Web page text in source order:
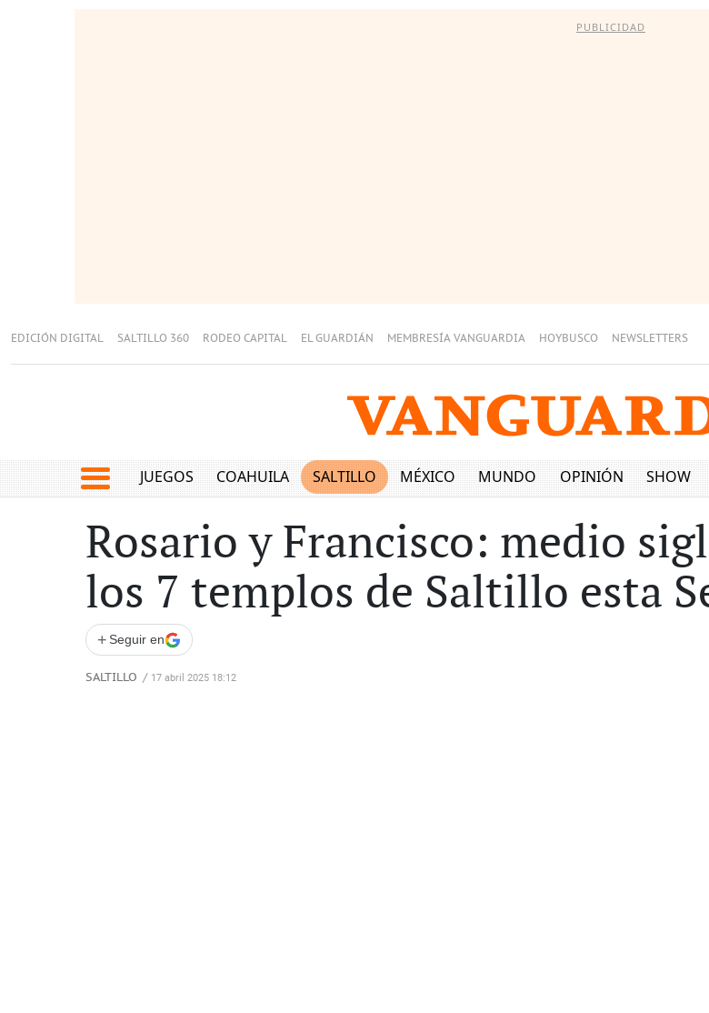
PUBLICIDAD
EDICIÓN DIGITAL SALTILLO 360 RODEO CAPITAL EL GUARDIÁN MEMBRESÍA VANGUARDIA HOYBUSCO NEWSLETTERS
JUEGOS COAHUILA SALTILLO MÉXICO MUNDO OPINIÓN SHOW
Rosario y Francisco: medio
los 7 templos de Saltillo esta
+ Seguir en
SALTILLO / 17 abril 2025 18:12